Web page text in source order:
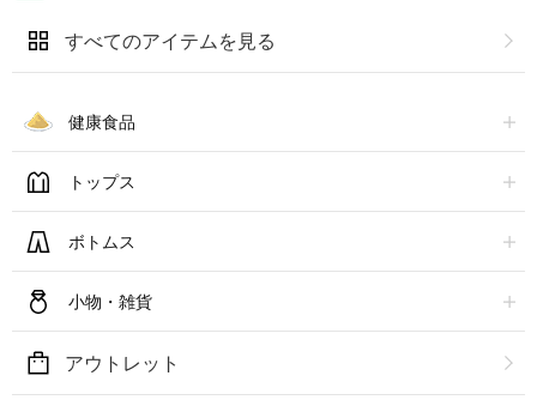
すべてのアイテムを見る
健康食品
トップス
ボトムス
小物・雑貨
アウトレット